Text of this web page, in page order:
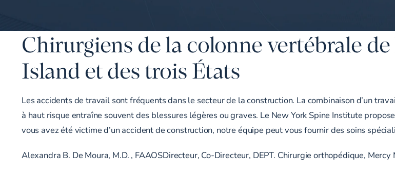
Chirurgiens de la colonne vertébrale
Island et des trois États
Les accidents de travail sont fréquents dans le secteur de la construction. La combinaison d’un
à haut risque entraîne souvent des blessures légères ou graves. Le New York Spine Institute
vous avez été victime d’un accident de construction, notre équipe peut vous fournir des soins
Alexandra B. De Moura, M.D. , FAAOSDirecteur, Co-Directeur, DEPT. Chirurgie orthopédique, Mercy